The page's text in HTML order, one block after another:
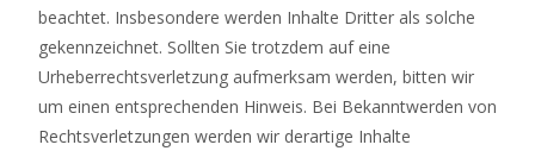
beachtet. Insbesondere werden Inhalte Dritter als solche
gekennzeichnet. Sollten Sie trotzdem auf eine
Urheberrechtsverletzung aufmerksam werden, bitten wir
um einen entsprechenden Hinweis. Bei Bekanntwerden von
Rechtsverletzungen werden wir derartige Inhalte